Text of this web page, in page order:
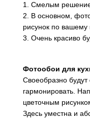
1. Смелым
2. В основном,
рисунок по вашему
3. Очень красиво
Фотообои для
Своеобразно
гармонировать.
цветочным
Здесь уместна и